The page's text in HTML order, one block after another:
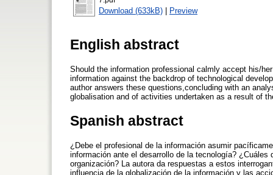
Download (633kB) | Preview
English abstract
Should the information professional calmly accept his/
information against the backdrop of technological
author answers these questions,concluding with an
globalisation and of activities undertaken as a result of
Spanish abstract
¿Debe el profesional de la información asumir
información ante el desarrollo de la tecnología?
organización? La autora da respuestas a estos
influencia de la globalización de la información y las